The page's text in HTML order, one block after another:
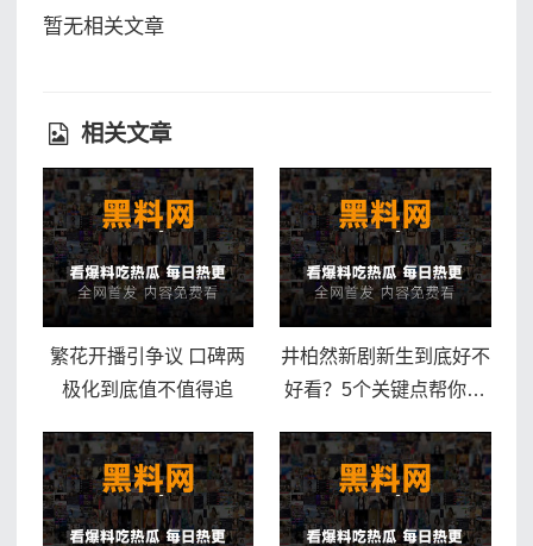
暂无相关文章
相关文章
繁花开播引争议 口碑两
极化到底值不值得追
井柏然新剧新生到底好不
好看？5个关键点帮你判